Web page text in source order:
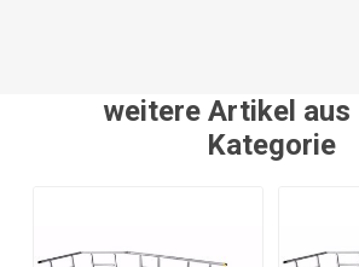
weitere Artikel aus
Kategorie